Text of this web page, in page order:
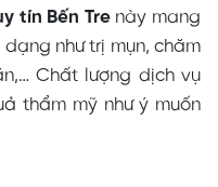
tín Bến Trenày mang
như trị mụn, chăm
Chất lượng dịch vụ
thẩm mỹ như ý muốn